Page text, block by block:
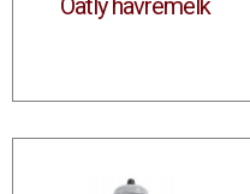
Oatly havremelk